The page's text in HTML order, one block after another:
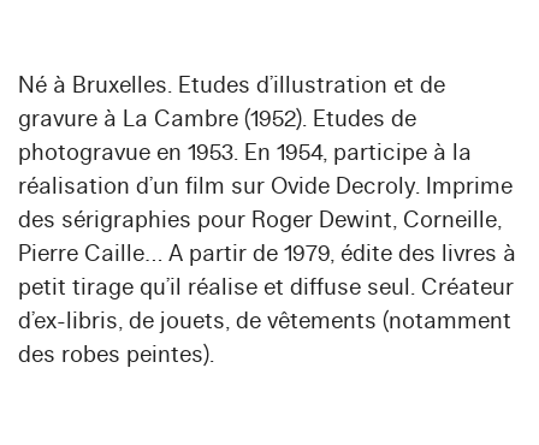
Né à Bruxelles. Etudes d’illustration et de
gravure à La Cambre (1952). Etudes de
photogravue en 1953. En 1954, participe à la
réalisation d’un film sur Ovide Decroly. Imprime
des sérigraphies pour Roger Dewint, Corneille,
Pierre Caille… A partir de 1979, édite des livres à
petit tirage qu’il réalise et diffuse seul. Créateur
d’ex-libris, de jouets, de vêtements (notamment
des robes peintes).